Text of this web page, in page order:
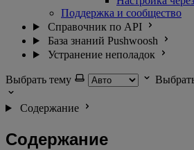
Поддержка и сообщество
Справочник по API
База знаний Pushwoosh
Устранение неполадок
Выбрать тему
Содержание
Содержание